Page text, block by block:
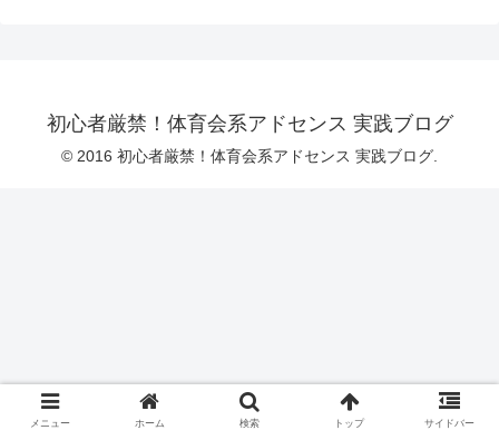
初心者厳禁！体育会系アドセンス 実践ブログ
© 2016 初心者厳禁！体育会系アドセンス 実践ブログ.
メニュー ホーム 検索 トップ サイドバー